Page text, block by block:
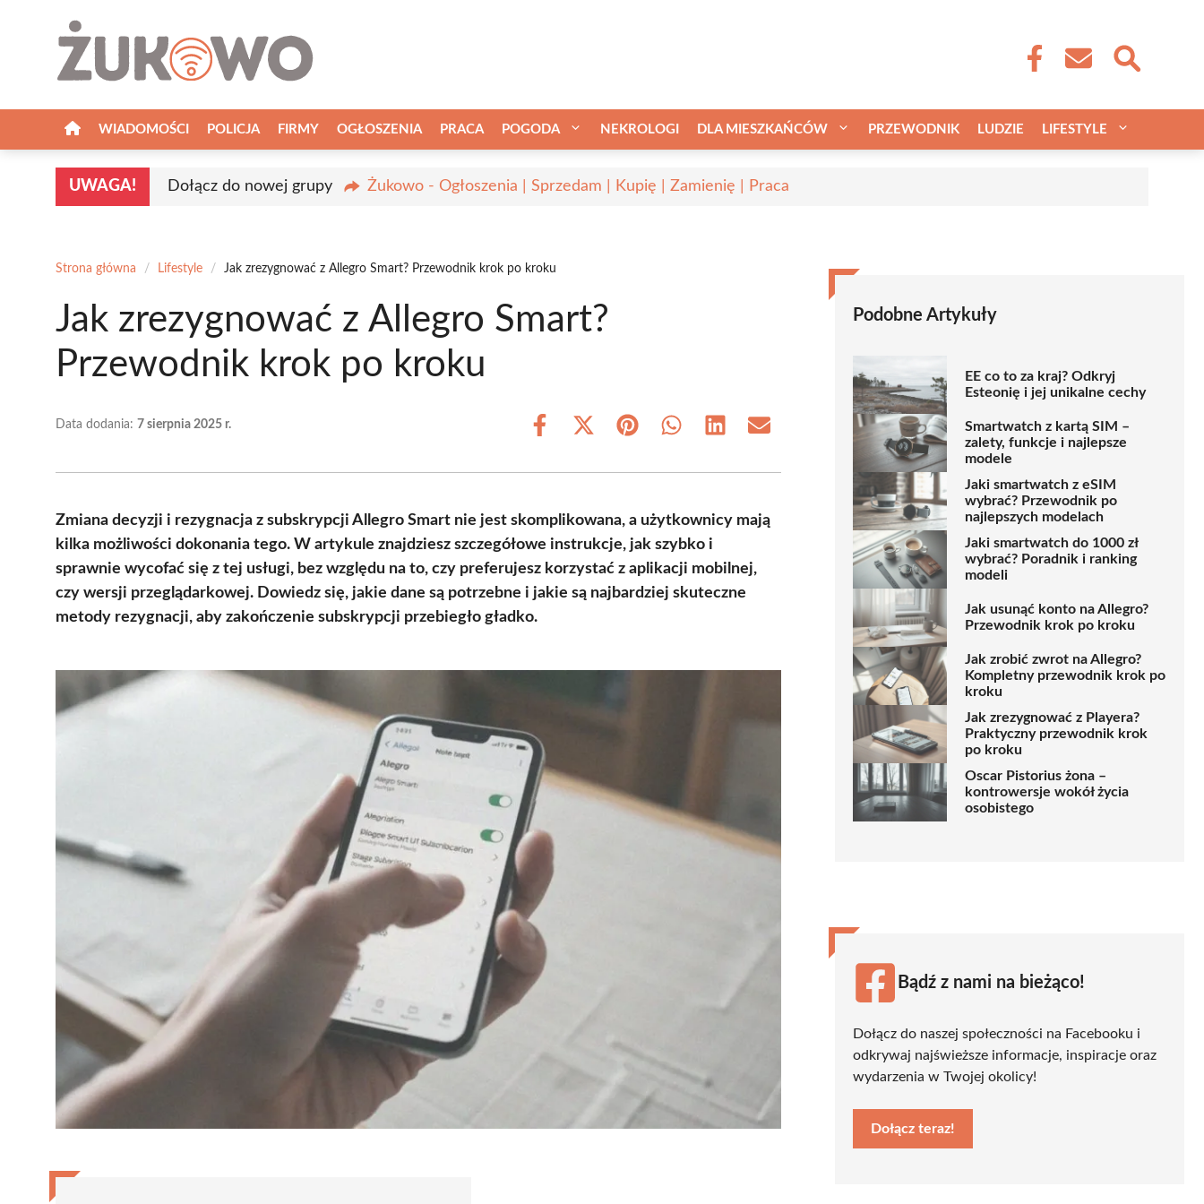
WIADOMOŚCI POLICJA FIRMY OGŁOSZENIA PRACA POGODA NEKROLOGI DLA MIESZKAŃCÓW PRZEWODNIK LUDZIE LIFESTYLE
UWAGA! Dołącz do nowej grupy Żukowo - Ogłoszenia | Sprzedam | Kupię | Zamienię | Praca
Strona główna / Lifestyle / Jak zrezygnować z Allegro Smart? Przewodnik krok po kroku
Jak zrezygnować z Allegro Smart?
Przewodnik krok po kroku
Data dodania: 7 sierpnia 2025 r.
Share
Share
(Twitter)
Share Share Share Share
Zmiana decyzji i rezygnacja z subskrypcji Allegro Smart nie jest skomplikowana, a użytkownicy mają
kilka możliwości dokonania tego. W artykule znajdziesz szczegółowe instrukcje, jak szybko i
sprawnie wycofać się z tej usługi, bez względu na to, czy preferujesz korzystać z aplikacji mobilnej,
czy wersji przeglądarkowej. Dowiedz się, jakie dane są potrzebne i jakie są najbardziej skuteczne
metody rezygnacji, aby zakończenie subskrypcji przebiegło gładko.
Podobne Artykuły
EE co to za kraj? Odkryj
Esteonię i jej unikalne cechy
Smartwatch z kartą SIM –
zalety, funkcje i najlepsze
modele
Jaki smartwatch z eSIM
wybrać? Przewodnik po
najlepszych modelach
Jaki smartwatch do 1000 zł
wybrać? Poradnik i ranking
modeli
Jak usunąć konto na Allegro?
Przewodnik krok po kroku
Jak zrobić zwrot na Allegro?
Kompletny przewodnik krok po
kroku
Jak zrezygnować z Playera?
Praktyczny przewodnik krok
po kroku
Oscar Pistorius żona –
kontrowersje wokół życia
osobistego
Bądź z nami na bieżąco!
Dołącz do naszej społeczności na Facebooku i
odkrywaj najświeższe informacje, inspiracje oraz
wydarzenia w Twojej okolicy!
Dołącz teraz!